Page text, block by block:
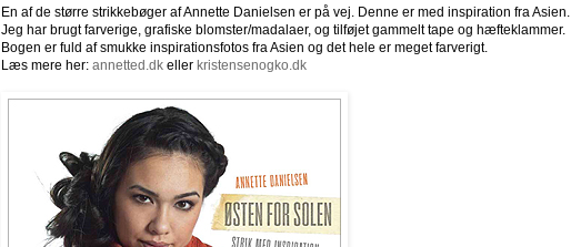
En af de større strikkebøger af Annette Danielsen er på vej. Denne er med inspiration fra Asien.
Jeg har brugt farverige, grafiske blomster/madalaer, og tilføjet gammelt tape og hæfteklammer.
Bogen er fuld af smukke inspirationsfotos fra Asien og det hele er meget farverigt.
Læs mere her: annetted.dk eller kristensenogko.dk